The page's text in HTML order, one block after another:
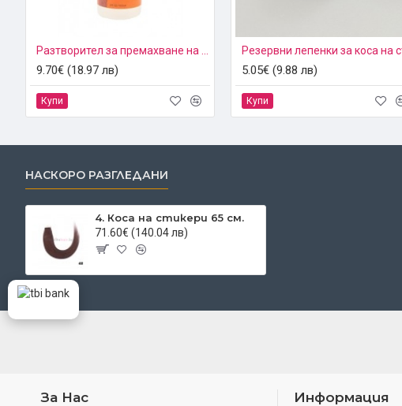
Разтворител за премахване на стикери, лепила и кератин.
9.70€ (18.97 лв)
Купи
5.05€ (9.88 лв)
Купи
НАСКОРО РАЗГЛЕДАНИ
4. Коса на стикери 65 см.
71.60€ (140.04 лв)
За Нас Информация